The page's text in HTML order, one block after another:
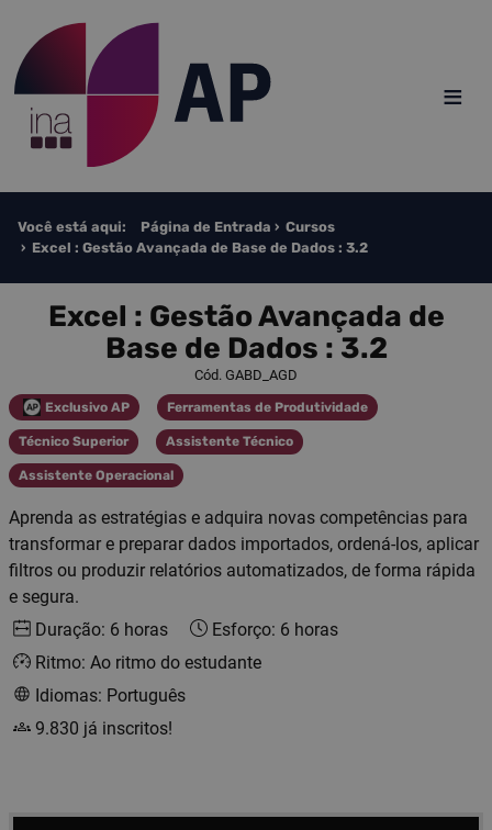
≡
Você está aqui: Página de Entrada
Cursos
Excel : Gestão Avançada de Base de Dados : 3.2
Excel : Gestão Avançada de
Base de Dados : 3.2
Cód. GABD_AGD
Categoria
Exclusivo AP Categoria
Ferramentas de Produtividade
Categoria
Técnico Superior Categoria
Assistente Técnico
Categoria
Assistente Operacional
Aprenda as estratégias e adquira novas competências para
transformar e preparar dados importados, ordená-los, aplicar
filtros ou produzir relatórios automatizados, de forma rápida
e segura.
Duração: 6 horas
Esforço: 6 horas
Ritmo: Ao ritmo do estudante
Idiomas: Português
9.830 já inscritos!